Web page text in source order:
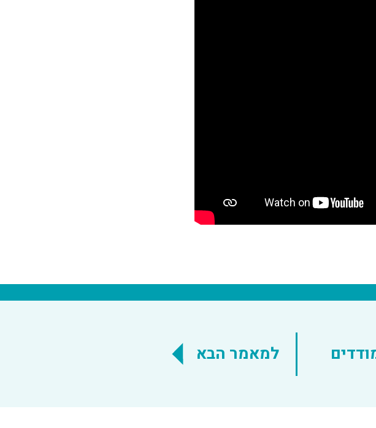
למאמר הבא